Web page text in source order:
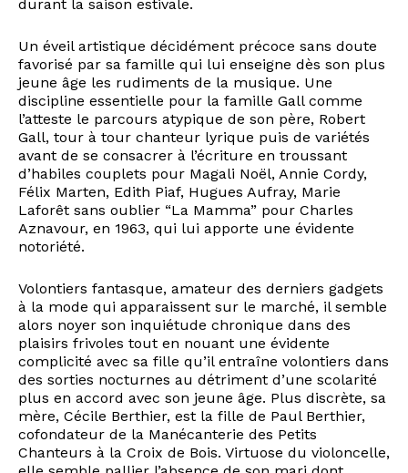
durant la saison estivale.
Un éveil artistique décidément précoce sans doute
favorisé par sa famille qui lui enseigne dès son plus
jeune âge les rudiments de la musique. Une
discipline essentielle pour la famille Gall comme
l’atteste le parcours atypique de son père, Robert
Gall, tour à tour chanteur lyrique puis de variétés
avant de se consacrer à l’écriture en troussant
d’habiles couplets pour Magali Noël, Annie Cordy,
Félix Marten, Edith Piaf, Hugues Aufray, Marie
Laforêt sans oublier “La Mamma” pour Charles
Aznavour, en 1963, qui lui apporte une évidente
notoriété.
Volontiers fantasque, amateur des derniers gadgets
à la mode qui apparaissent sur le marché, il semble
alors noyer son inquiétude chronique dans des
plaisirs frivoles tout en nouant une évidente
complicité avec sa fille qu’il entraîne volontiers dans
des sorties nocturnes au détriment d’une scolarité
plus en accord avec son jeune âge. Plus discrète, sa
mère, Cécile Berthier, est la fille de Paul Berthier,
cofondateur de la Manécanterie des Petits
Chanteurs à la Croix de Bois. Virtuose du violoncelle,